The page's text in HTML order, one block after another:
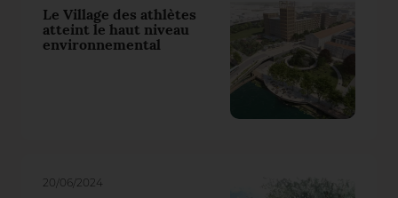
Le Village des athlètes
atteint le haut niveau
environnemental
20/06/2024